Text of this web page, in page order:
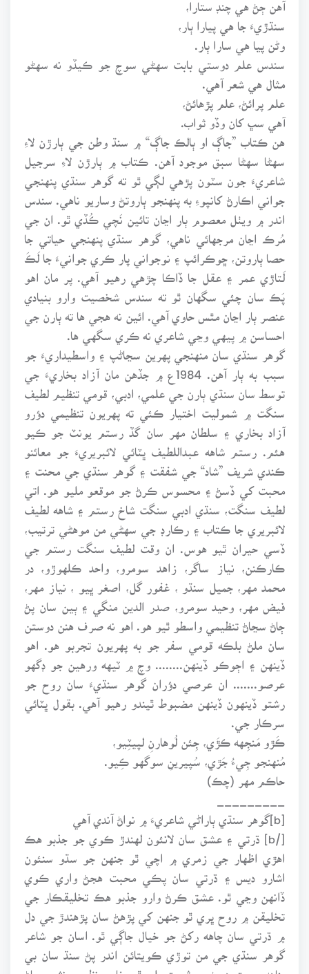
آهن ڄڻ هي چنڊ ستارا،
سنڌڙيءَ جا هي پيارا ٻار،
وڻن پيا هي سارا ٻار.
سندس علم دوستي بابت سهڻي سوچ جو ڪيڏو نه سهڻو
مثال هي شعر آهي.
علم پرائڻ، علم پڙهائڻ،
آهي سڀ کان وڏو ثواب.
هن ڪتاب ”جاڳ او ٻالڪ جاڳ“ ۾ سنڌ وطن جي ٻارڙن لاءِ
سهڻا سهڻا سبق موجود آهن. ڪتاب ۾ ٻارڙن لاءِ سرجيل
شاعريءَ جون سٽون پڙهي لڳي ٿو ته گوهر سنڌي پنهنجي
جواني اڪارڻ کانپوءِ به پنهنجو ٻاروتڻ وساريو ناهي. سندس
اندر ۾ ويٺل معصوم ٻار اڃان تائين نَچي ڪُڏي ٿو. ان جي
مُرڪ اڃان مرجهائي ناهي، گوهر سنڌي پنهنجي حياتي جا
حصا ٻاروتن، ڇوڪرائپ ۽ نوجواني پار ڪري جوانيءَ جا لَڪَ
لَتاڙي عمر ۽ عقل جا ڏاڪا چڙهي رهيو آهي. پر مان اهو
پَڪ سان چئي سگهان ٿو ته سندس شخصيت وارو بنيادي
عنصر ٻار اڃان مٿس حاوي آهي. ائين نه هجي ها ته ٻارن جي
احساسن ۾ پيهي وڃي شاعري نه ڪري سگهي ها.
گوهر سنڌي سان منهنجي پهرين سڃاڻپ ۽ واسطيداريءَ جو
سبب به ٻار آهن. 1984ع ۾ جڏهن مان آزاد بخاريءَ جي
توسط سان سنڌي ٻارن جي علمي، ادبي، قومي تنظيم لطيف
سنگت ۾ شموليت اختيار ڪئي ته پهريون تنظيمي دؤرو
آزاد بخاري ۽ سلطان مهر سان گڏ رستم يونٽ جو ڪيو
هئم. رستم شاهه عبداللطيف ڀٽائي لائبريريءَ جو معائنو
ڪندي شريف ”شاد“ جي شفقت ۽ گوهر سنڌي جي محنت ۽
محبت کي ڏسڻ ۽ محسوس ڪرڻ جو موقعو مليو هو. اتي
لطيف سنگت، سنڌي ادبي سنگت شاخ رستم ۽ شاهه لطيف
لائبريري جا ڪتاب ۽ رڪارڊ جي سهڻي من موهڻي ترتيب،
ڏسي حيران ٿيو هوس. ان وقت لطيف سنگت رستم جي
ڪارڪنن، نياز ساگر، زاهد سومرو، واحد ڪلهوڙو، در
محمد مهر، جميل سنڌو ، غفور گل، اصغر ڀيو ، نياز مهر،
فيض مهر، وحيد سومرو، صدر الدين منگي ۽ ٻين سان پڻ
ڄاڻ سڃاڻ تنظيمي واسطو ٿيو هو. اهو نه صرف هنن دوستن
سان ملڻ بلڪه قومي سفر جو به پهريون تجربو هو. اهو
ڏينهن ۽ اڄوڪو ڏينهن........ وچ ۾ ٽيهه ورهين جو ڊگهو
عرصو....... ان عرصي دؤران گوهر سنڌيءَ سان روح جو
رشتو ڏينهون ڏينهن مضبوط ٿيندو رهيو آهي. بقول ڀٽائي
سرڪار جي.
ڪَڙو مَنجِهه ڪڙَي، جِئن لُوهارنِ لپيٽِيو،
مُنهنجو جِيءُ جَڙي، سُپيرينِ سوگهو ڪِيو.
حاڪم مهر (چڪ)
[b]گوهر سنڌي ٻاراڻي شاعريءَ ۾ نواڻ آندي آهي
[/b] ڌرتي ۽ عشق سان لانئون لهندڙ ڪوي جو جذبو هڪ
اهڙي اظهار جي زمري ۾ اچي ٿو جنهن جو سڌو سنئون
اشارو ديس ۽ ڌرتي سان پڪي محبت هجڻ واري ڪوي
ڏانهن وڃي ٿو. عشق ڪرڻ وارو جذبو هڪ تخليقڪار جي
تخليقن ۾ روح ڀري ٿو جنهن کي پڙهڻ سان پڙهندڙ جي دل
۾ ڌرتي سان چاهه رکڻ جو خيال جاڳي ٿو. اسان جو شاعر
گوهر سنڌي جي من توڙي ڪويتائن اندر پڻ سنڌ سان بي
پناهه محبت هجڻ جو ثبوت ملي ٿو. خاص نظم ۽ نثر ۾ پاڻ